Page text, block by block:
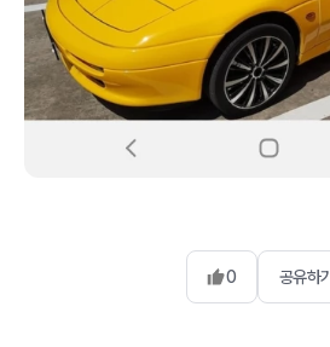
0 공유하기